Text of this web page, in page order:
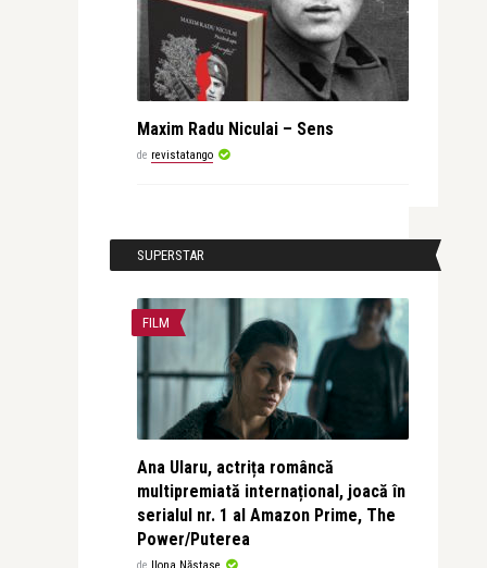
Maxim Radu Niculai – Sens
de revistatango
SUPERSTAR
FILM
Ana Ularu, actrița româncă
multipremiată internațional, joacă în
serialul nr. 1 al Amazon Prime, The
Power/Puterea